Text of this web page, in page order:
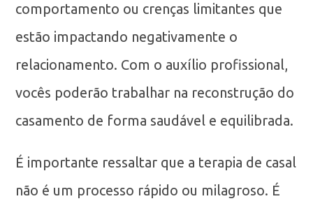
comportamento ou crenças limitantes que
estão impactando negativamente o
relacionamento. Com o auxílio profissional,
vocês poderão trabalhar na reconstrução do
casamento de forma saudável e equilibrada.
É importante ressaltar que a terapia de casal
não é um processo rápido ou milagroso. É